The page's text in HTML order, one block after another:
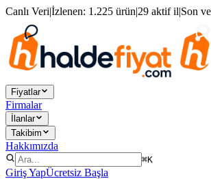
Canlı Veri|İzlenen: 1.225 ürün|29 aktif il|Son
Fiyatlar
Firmalar
İlanlar
Takibim
Hakkımızda
⌘K
Giriş YapÜcretsiz Başla